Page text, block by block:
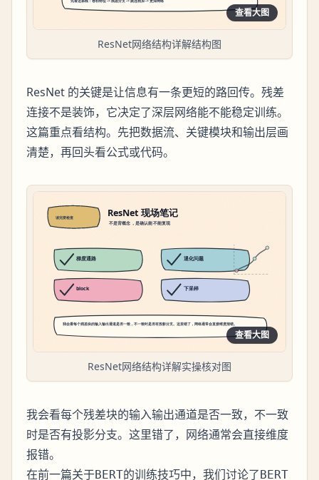
查看大图
ResNet网络结构详解结构图
ResNet 的关键是让信息有一条更短的路回传。残差
连接不是装饰，它决定了深层网络能不能稳定训练。
这篇重点看结构。先把数据流、关键模块和输出层画
清楚，再回头看公式或代码。
查看大图
ResNet网络结构详解实操核对图
我会看每个残差块的输入输出通道是否一致，不一致
时是否有投影分支。这里错了，网络通常会直接维度
报错。
在前一篇关于BERT的训练技巧中，我们讨论了 BERT